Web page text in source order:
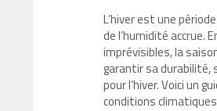
L’hiver est une
de l’humidité accrue.
imprévisibles, la
garantir sa durabilité,
pour l’hiver. Voici un
conditions